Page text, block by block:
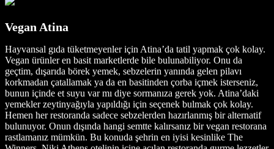
Vegan Atina
Hayvansal gıda tüketmeyenler için Atina’da tatil yapmak çok kolay.
Vegan ürünler en basit marketlerde bile bulunabiliyor. Onu da
geçtim, dışarıda börek yemek, sebzelerin yanında gelen pilavı
korkmadan çatallamak ya da en basitinden çorba içmek isterseniz,
bunun içinde et suyu var mı diye sormanıza gerek yok. Atina’daki
yemekler zeytinyağıyla yapıldığı için seçenek bulmak çok kolay.
Hemen her restoranda sadece sebzelerden hazırlanmış bir alternatif
bulunuyor. Onun dışında hangi semtte kalırsanız bir vegan restorana
rastlamanız mümkün. Bu konuda şehrin en iyisi kesinlike The